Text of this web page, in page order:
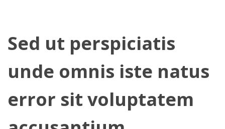
Sed ut perspiciatis
unde omnis iste natus
error sit voluptatem